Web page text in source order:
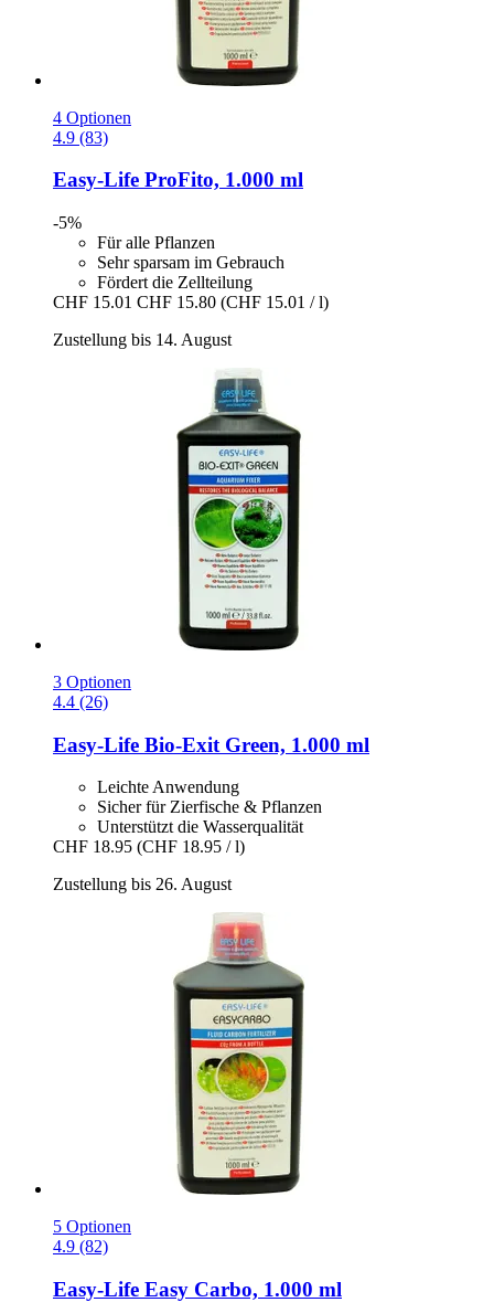
4 Optionen
4.9 (83)
Easy-Life ProFito, 1.000 ml
-5%
Für alle Pflanzen
Sehr sparsam im Gebrauch
Fördert die Zellteilung
CHF 15.01 CHF 15.80 (CHF 15.01 / l)
Zustellung bis 14. August
3 Optionen
4.4 (26)
Easy-Life Bio-​Exit Green, 1.000 ml
Leichte Anwendung
Sicher für Zierfische & Pflanzen
Unterstützt die Wasserqualität
CHF 18.95 (CHF 18.95 / l)
Zustellung bis 26. August
5 Optionen
4.9 (82)
Easy-Life Easy Carbo, 1.000 ml